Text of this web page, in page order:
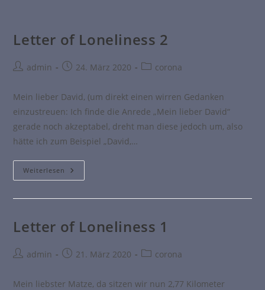
Letter of Loneliness 2
admin 24. März 2020 corona
Mein lieber David, (um direkt einen wirren Gedanken
einzustreuen: Ich finde die Anrede „Mein lieber David“
gerade noch akzeptabel, dreht man diese jedoch um, also
hätte ich zum Beispiel „David,…
Weiterlesen
Letter of Loneliness 1
admin 21. März 2020 corona
Mein liebster Matze, da sitzen wir nun 2,77 Kilometer